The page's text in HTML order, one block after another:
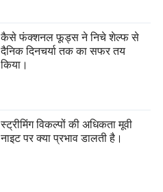
कैसे फंक्शनल फूड्स ने निचे शेल्फ से
दैनिक दिनचर्या तक का सफर तय
किया।
स्ट्रीमिंग विकल्पों की अधिकता मूवी
नाइट पर क्या प्रभाव डालती है।